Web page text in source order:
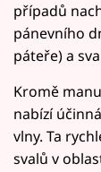
případů
pánevního
páteře) a
Kromě
nabízí
vlny. Ta
svalů v